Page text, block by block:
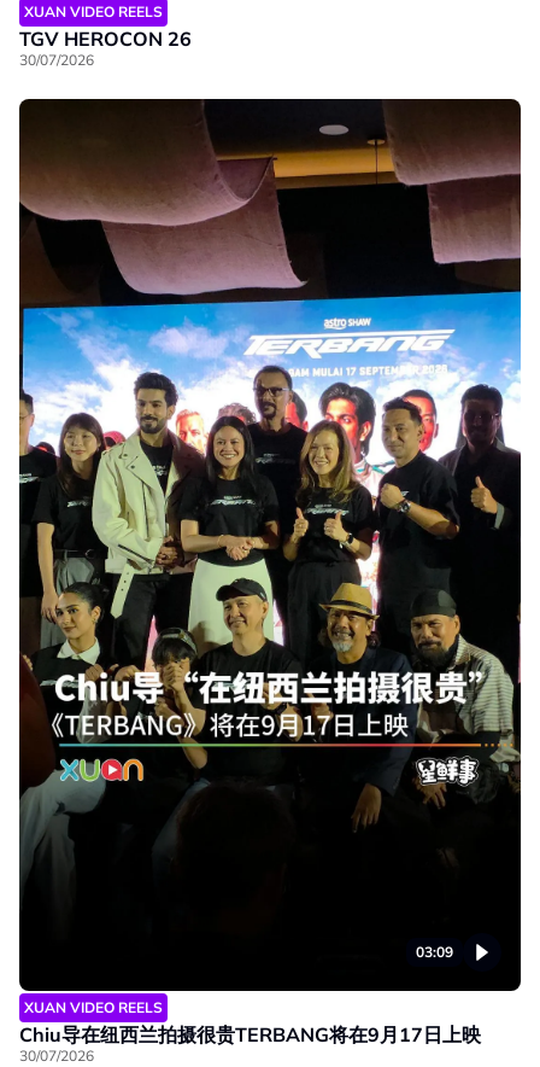
XUAN VIDEO REELS
TGV HEROCON 26
30/07/2026
03:09
XUAN VIDEO REELS
Chiu导在纽西兰拍摄很贵TERBANG将在9月17日上映
30/07/2026